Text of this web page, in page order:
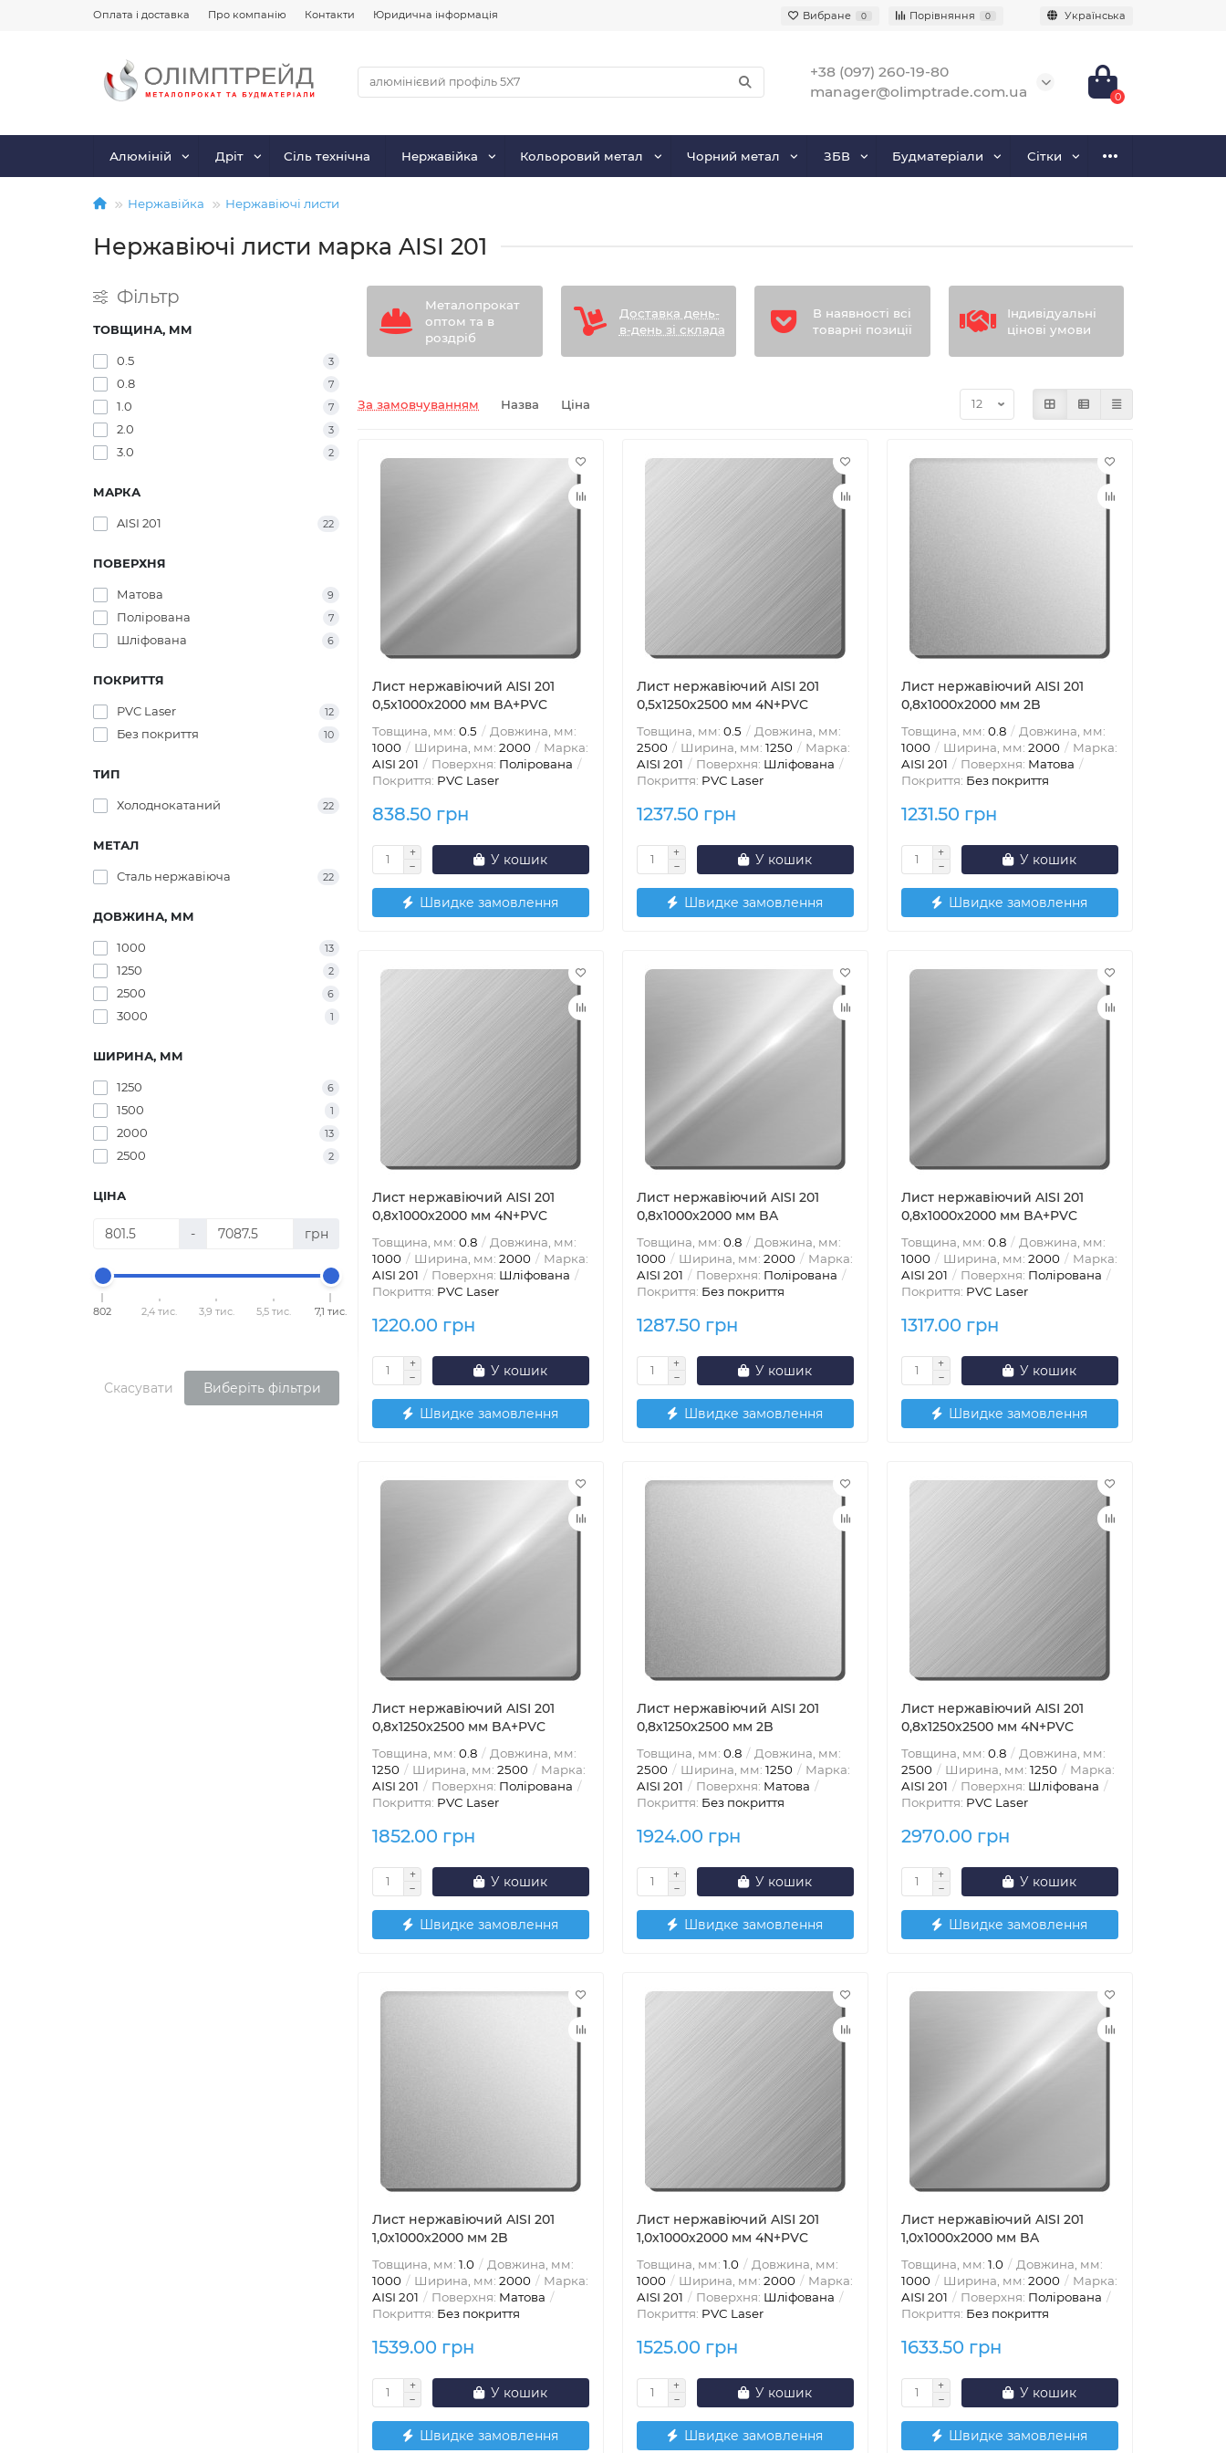
Оплата і доставка Про компанію Контакти Юридична інформація Вибране 0 Порівняння 0 Українська
+38 (097) 260-19-80
manager@olimptrade.com.ua
0
Алюміній Дріт Сіль технічна Нержавійка Кольоровий метал Чорний метал ЗБВ Будматеріали Сітки
Нержавійка Нержавіючі листи
Нержавіючі листи марка AISI 201
Фільтр
ТОВЩИНА, ММ
0.5 3
0.8 7
1.0 7
2.0 3
3.0 2
МАРКА
AISI 201 22
ПОВЕРХНЯ
Матова 9
Полірована 7
Шліфована 6
ПОКРИТТЯ
PVC Laser 12
Без покриття 10
ТИП
Холоднокатаний 22
МЕТАЛ
Сталь нержавіюча 22
ДОВЖИНА, ММ
1000 13
1250 2
2500 6
3000 1
ШИРИНА, ММ
1250 6
1500 1
2000 13
2500 2
ЦІНА
- грн
802 2,4 тис. 3,9 тис. 5,5 тис. 7,1 тис.
Скасувати Виберіть фільтри
Металопрокат
оптом та в
роздріб
Доставка день-
в-день зі склада
В наявності всі
товарні позиції
Індивідуальні
цінові умови
За замовчуванням Назва Ціна
Лист нержавіючий AISI 201
0,5х1000x2000 мм BA+PVC
Товщина, мм: 0.5
Довжина, мм:
1000
Ширина, мм: 2000
Марка:
AISI 201
Поверхня: Полірована
Покриття: PVC Laser
838.50 грн
У кошик
Швидке замовлення
Лист нержавіючий AISI 201
0,5х1250х2500 мм 4N+PVC
Товщина, мм: 0.5
Довжина, мм:
2500
Ширина, мм: 1250
Марка:
AISI 201
Поверхня: Шліфована
Покриття: PVC Laser
1237.50 грн
У кошик
Швидке замовлення
Лист нержавіючий AISI 201
0,8х1000x2000 мм 2B
Товщина, мм: 0.8
Довжина, мм:
1000
Ширина, мм: 2000
Марка:
AISI 201
Поверхня: Матова
Покриття: Без покриття
1231.50 грн
У кошик
Швидке замовлення
Лист нержавіючий AISI 201
0,8х1000x2000 мм 4N+PVC
Товщина, мм: 0.8
Довжина, мм:
1000
Ширина, мм: 2000
Марка:
AISI 201
Поверхня: Шліфована
Покриття: PVC Laser
1220.00 грн
У кошик
Швидке замовлення
Лист нержавіючий AISI 201
0,8х1000x2000 мм BA
Товщина, мм: 0.8
Довжина, мм:
1000
Ширина, мм: 2000
Марка:
AISI 201
Поверхня: Полірована
Покриття: Без покриття
1287.50 грн
У кошик
Швидке замовлення
Лист нержавіючий AISI 201
0,8х1000x2000 мм BA+PVC
Товщина, мм: 0.8
Довжина, мм:
1000
Ширина, мм: 2000
Марка:
AISI 201
Поверхня: Полірована
Покриття: PVC Laser
1317.00 грн
У кошик
Швидке замовлення
Лист нержавіючий AISI 201
0,8х1250x2500 мм BA+PVC
Товщина, мм: 0.8
Довжина, мм:
1250
Ширина, мм: 2500
Марка:
AISI 201
Поверхня: Полірована
Покриття: PVC Laser
1852.00 грн
У кошик
Швидке замовлення
Лист нержавіючий AISI 201
0,8х1250х2500 мм 2B
Товщина, мм: 0.8
Довжина, мм:
2500
Ширина, мм: 1250
Марка:
AISI 201
Поверхня: Матова
Покриття: Без покриття
1924.00 грн
У кошик
Швидке замовлення
Лист нержавіючий AISI 201
0,8х1250х2500 мм 4N+PVC
Товщина, мм: 0.8
Довжина, мм:
2500
Ширина, мм: 1250
Марка:
AISI 201
Поверхня: Шліфована
Покриття: PVC Laser
2970.00 грн
У кошик
Швидке замовлення
Лист нержавіючий AISI 201
1,0х1000x2000 мм 2B
Товщина, мм: 1.0
Довжина, мм:
1000
Ширина, мм: 2000
Марка:
AISI 201
Поверхня: Матова
Покриття: Без покриття
1539.00 грн
У кошик
Швидке замовлення
Лист нержавіючий AISI 201
1,0х1000x2000 мм 4N+PVC
Товщина, мм: 1.0
Довжина, мм:
1000
Ширина, мм: 2000
Марка:
AISI 201
Поверхня: Шліфована
Покриття: PVC Laser
1525.00 грн
У кошик
Швидке замовлення
Лист нержавіючий AISI 201
1,0х1000x2000 мм BA
Товщина, мм: 1.0
Довжина, мм:
1000
Ширина, мм: 2000
Марка:
AISI 201
Поверхня: Полірована
Покриття: Без покриття
1633.50 грн
У кошик
Швидке замовлення